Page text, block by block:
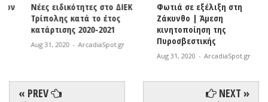
Νέες ειδικότητες στο ΔΙΕΚ
Τρίπολης κατά το έτος
κατάρτισης 2020-2021
Aug 31, 2020 - ArcadiaSpot.gr
Φωτιά σε εξέλιξη στη
Ζάκυνθο | Άμεση
κινητοποίηση της
Πυροσβεστικής
Aug 31, 2020 - ArcadiaSpot.gr
« PREV NEXT »